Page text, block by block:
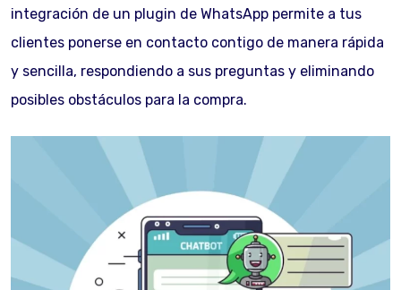
integración de un plugin de WhatsApp permite a tus
clientes ponerse en contacto contigo de manera rápida
y sencilla, respondiendo a sus preguntas y eliminando
posibles obstáculos para la compra.